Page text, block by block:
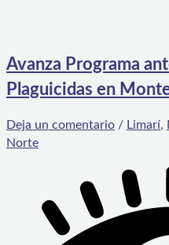
Avanza Programa
Plaguicidas en
Deja un comentario / Limarí,
Norte